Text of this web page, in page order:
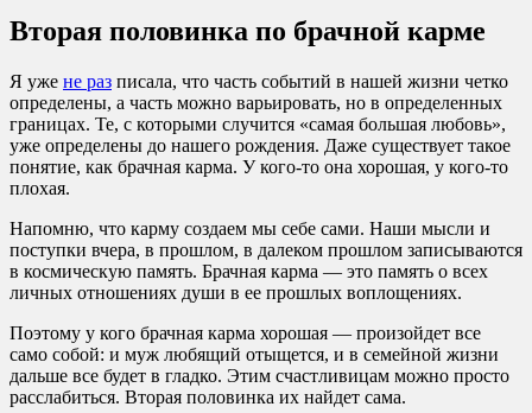
Вторая половинка по брачной карме
Я уже не раз писала, что часть событий в нашей жизни четко
определены, а часть можно варьировать, но в определенных
границах. Те, с которыми случится «самая большая любовь»,
уже определены до нашего рождения. Даже существует такое
понятие, как брачная карма. У кого-то она хорошая, у кого-то
плохая.
Напомню, что карму создаем мы себе сами. Наши мысли и
поступки вчера, в прошлом, в далеком прошлом записываются
в космическую память. Брачная карма — это память о всех
личных отношениях души в ее прошлых воплощениях.
Поэтому у кого брачная карма хорошая — произойдет все
само собой: и муж любящий отыщется, и в семейной жизни
дальше все будет в гладко. Этим счастливицам можно просто
расслабиться. Вторая половинка их найдет сама.